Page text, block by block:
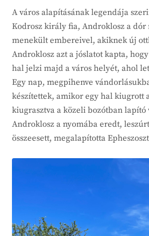
A város alapításának legendája
Kodrosz király fia, Androklosz a dór
menekült embereivel, akiknek új
Androklosz azt a jóslatot kapta,
hal jelzi majd a város helyét, ahol
Egy nap, megpihenve
készítettek, amikor egy hal kiugrott
kiugrasztva a közeli bozótban lapító
Androklosz a nyomába eredt,
összeesett, megalapította